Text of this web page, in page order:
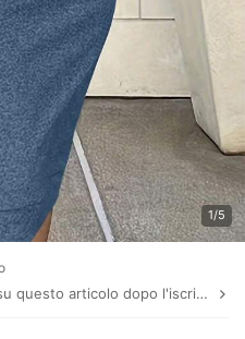
1/5
questo articolo dopo l'iscrizione.